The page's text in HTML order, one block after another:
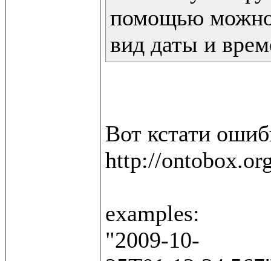
помощью
вид даты и
Вот кстати
http://
examples:
"2009-10-